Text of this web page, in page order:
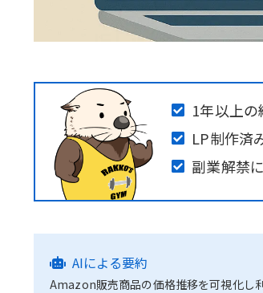
1年以上の
LP制作済
副業解禁
AIによる要約
Amazon販売商品の価格推移を可視化し